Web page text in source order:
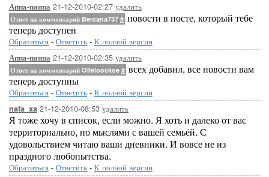
Аппа-паппа 21-12-2010-02:27 удалить
Ответ на комментарий Bercana737 # новости в посте, который тебе
теперь доступен
Обратиться - Ответить - К полной версии
Аппа-паппа 21-12-2010-02:35 удалить
Ответ на комментарий Olleloockoe # всех добавил, все новости вам
теперь доступны
Обратиться - Ответить - К полной версии
nata_xa 21-12-2010-08:53 удалить
Я тоже хочу в список, если можно. Я хоть и далеко от вас
территориально, но мыслями с вашей семьёй. С
удовольствием читаю ваши дневники. И вовсе не из
праздного любопытства.
Обратиться - Ответить - К полной версии